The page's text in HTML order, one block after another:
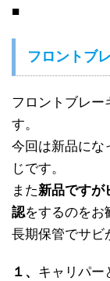
■
フロントブ
フロントブレー
す。
今回は新品にな
じです。
また新品ですが
認をするのをお
長期保管でサビ
１、 キャリパー